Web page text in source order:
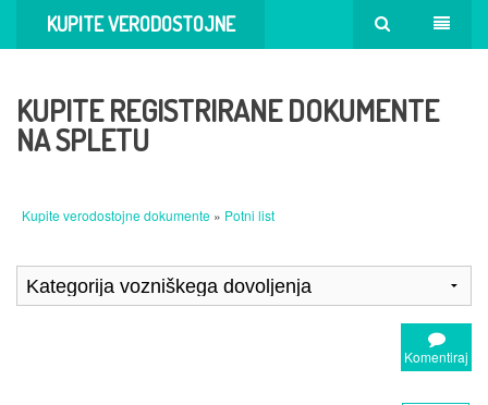
KUPITE VERODOSTOJNE
KUPITE REGISTRIRANE DOKUMENTE
NA SPLETU
Kupite verodostojne dokumente » Potni list
Komentiraj